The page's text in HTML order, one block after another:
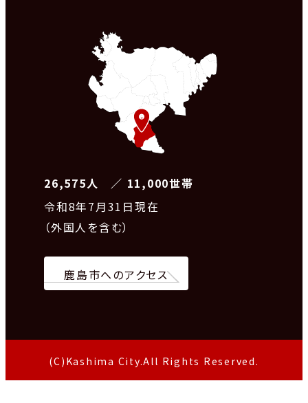
26,575人 ／ 11,000世帯
令和8年7月31日現在
（外国人を含む）
鹿島市へのアクセス
(C)Kashima City.All Rights Reserved.